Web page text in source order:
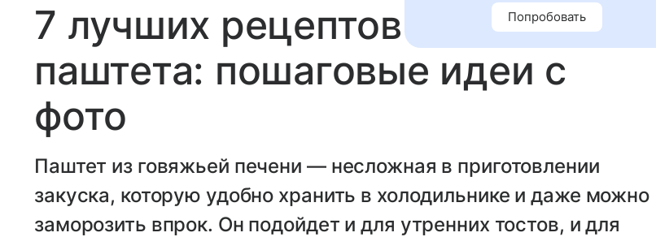
7 лучших рецептов говяжьего
паштета: пошаговые идеи с
фото
Паштет из говяжьей печени — несложная в приготовлении
закуска, которую удобно хранить в холодильнике и даже можно
заморозить впрок. Он подойдет и для утренних тостов, и для
Попробовать